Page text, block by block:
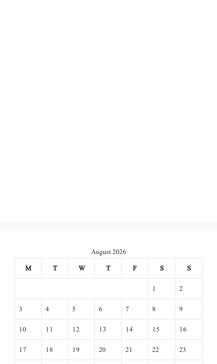
August 2026
M
T W T F S
S
1
2
3
4 5 6 7 8
9
10
11 12 13 14 15
16
17
18 19 20 21 22
23